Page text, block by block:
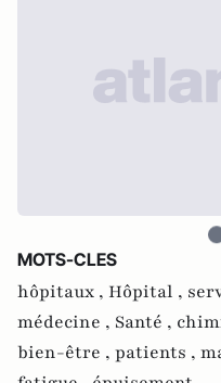
MOTS-CLES
hôpitaux , Hôpital ,
médecine , Santé ,
bien-être , patients ,